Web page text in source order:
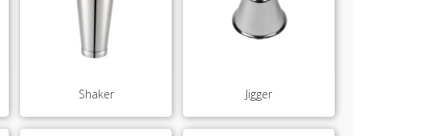
Shaker Jigger